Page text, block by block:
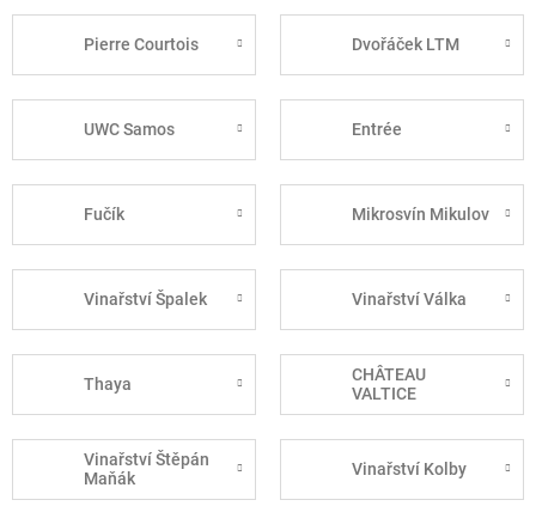
Pierre Courtois Dvořáček LTM
UWC Samos Entrée
Fučík Mikrosvín Mikulov
Vinařství Špalek Vinařství Válka
Thaya
CHÂTEAU
VALTICE
Vinařství Štěpán
Maňák
Vinařství Kolby